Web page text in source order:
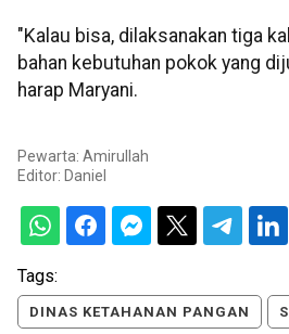
"Kalau bisa, dilaksanakan tiga
bahan kebutuhan pokok yang
harap Maryani.
Pewarta: Amirullah
Editor: Daniel
Tags:
DINAS KETAHANAN PANGAN